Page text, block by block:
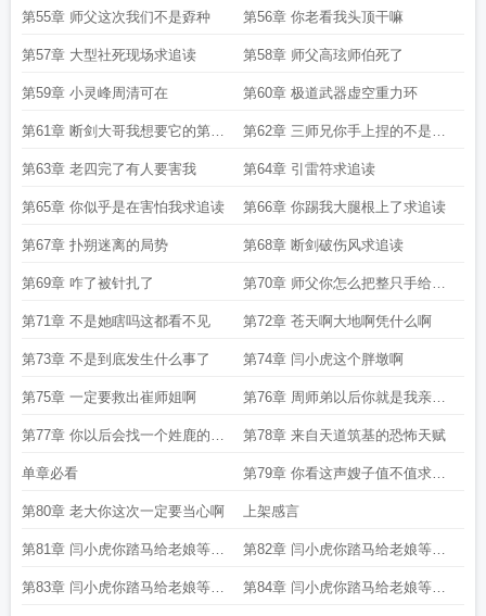
子
第55章 师父这次我们不是孬种 第56章 你老看我头顶干嘛
第57章 大型社死现场求追读 第58章 师父高玹师伯死了
第59章 小灵峰周清可在 第60章 极道武器虚空重力环
第61章 断剑大哥我想要它的第一
次
第62章 三师兄你手上捏的不是汗
是他妈尿渍啊
第63章 老四完了有人要害我 第64章 引雷符求追读
第65章 你似乎是在害怕我求追读 第66章 你踢我大腿根上了求追读
第67章 扑朔迷离的局势 第68章 断剑破伤风求追读
第69章 咋了被针扎了 第70章 师父你怎么把整只手给剁
了
第71章 不是她瞎吗这都看不见 第72章 苍天啊大地啊凭什么啊
第73章 不是到底发生什么事了 第74章 闫小虎这个胖墩啊
第75章 一定要救出崔师姐啊 第76章 周师弟以后你就是我亲弟
弟
第77章 你以后会找一个姓鹿的女
孩吗
第78章 来自天道筑基的恐怖天赋
单章必看 第79章 你看这声嫂子值不值求追
读
第80章 老大你这次一定要当心啊 上架感言
第81章 闫小虎你踏马给老娘等着
一
第82章 闫小虎你踏马给老娘等着
二
第83章 闫小虎你踏马给老娘等着 第84章 闫小虎你踏马给老娘等着